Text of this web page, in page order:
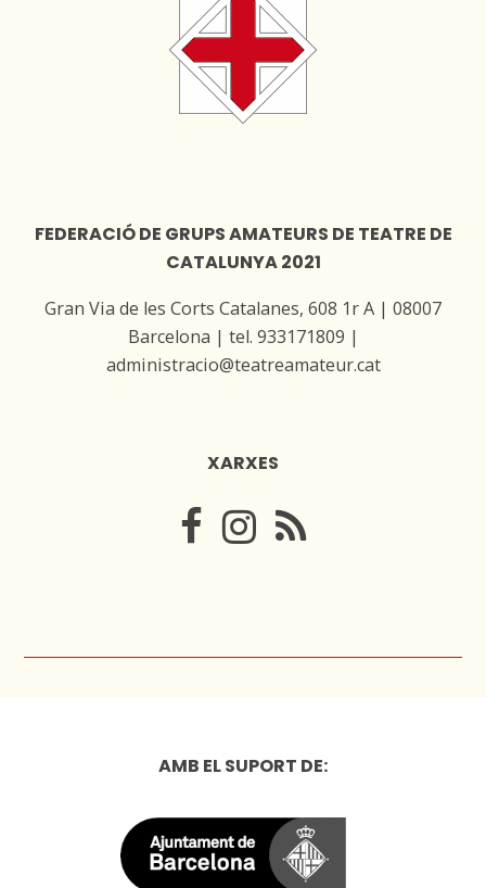
FEDERACIÓ DE GRUPS AMATEURS DE TEATRE DE
CATALUNYA 2021
Gran Via de les Corts Catalanes, 608 1r A | 08007
Barcelona | tel. 933171809 |
administracio@teatreamateur.cat
XARXES
AMB EL SUPORT DE: